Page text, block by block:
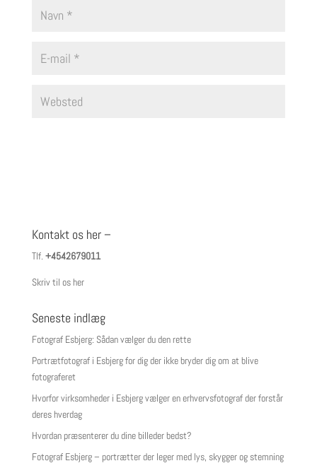
Kontakt os her –
Tlf. +4542679011
Skriv til os her
Seneste indlæg
Fotograf Esbjerg: Sådan vælger du den rette
Portrætfotograf i Esbjerg for dig der ikke bryder dig om at blive
fotograferet
Hvorfor virksomheder i Esbjerg vælger en erhvervsfotograf der forstår
deres hverdag
Hvordan præsenterer du dine billeder bedst?
Fotograf Esbjerg – portrætter der leger med lys, skygger og stemning